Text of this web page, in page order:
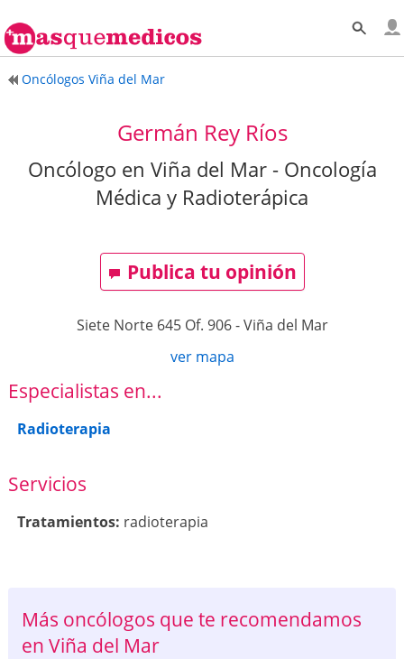
Oncólogos Viña del Mar
Germán Rey Ríos
Oncólogo en Viña del Mar - Oncología
Médica y Radioterápica
Publica tu opinión
Siete Norte 645 Of. 906-Viña del Mar
ver mapa
Especialistas en...
Radioterapia
Servicios
Tratamientos: radioterapia
Más oncólogos que te recomendamos
en Viña del Mar